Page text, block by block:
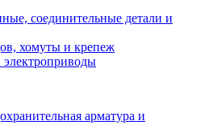
соединительные детали и
хомуты и крепеж
электроприводы
арматура и